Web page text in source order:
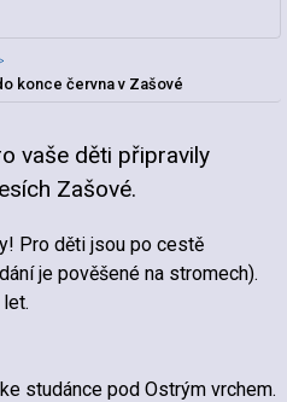
konce června v Zašové
vaše děti připravily
Zašové.
Pro děti jsou po cestě
je pověšené na stromech).
studánce pod Ostrým vrchem.